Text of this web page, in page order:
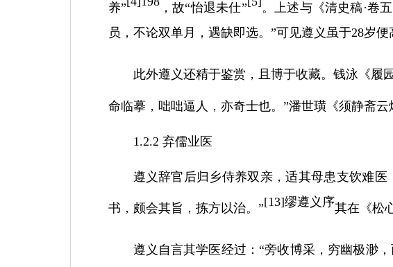
养” ，故“怡退未仕” 。上述与《清史稿·卷
员，不论双单月，遇缺即选。”可见遵义虽于28岁便
此外遵义还精于鉴赏，且博于收藏。钱泳《履
命临摹，咄咄逼人，亦奇士也。”潘世璜《须静斋
1 .2.2 弃儒业医
遵义辞官后归乡侍养双亲，适其母患支饮难
书，颇会其旨，拣方以治。”[13]缪遵义序其在《松
遵义自言其学医经过：“旁收博采，穷幽极渺